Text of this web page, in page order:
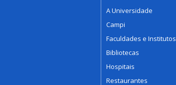
A Universidade
Campi
Faculdades e Institutos
Bibliotecas
Hospitais
Restaurantes